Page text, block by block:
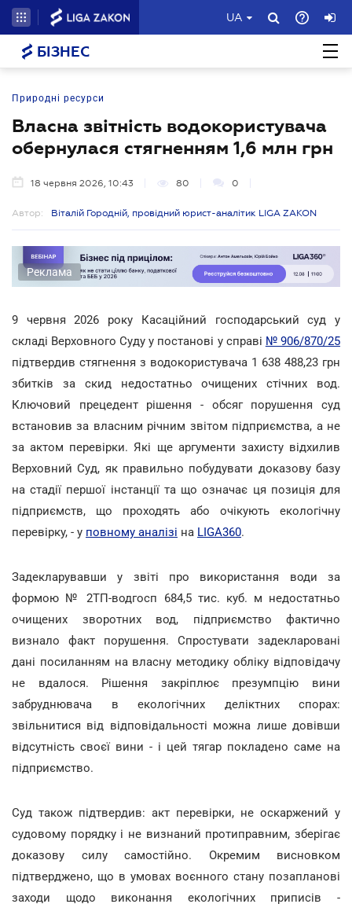
UA
БІЗНЕС
Природні ресурси
Власна звітність водокористувача
обернулася стягненням 1,6 млн грн
18 червня 2026, 10:43 80 0
Автор: Віталій Городній, провідний юрист-аналітик LIGA ZAKON
Реклама
9 червня 2026 року Касаційний господарський суд у
складі Верховного Суду у постанові у справі № 906/870/25
підтвердив стягнення з водокористувача 1 638 488,23 грн
збитків за скид недостатньо очищених стічних вод.
Ключовий прецедент рішення - обсяг порушення суд
встановив за власним річним звітом підприємства, а не
за актом перевірки. Які ще аргументи захисту відхилив
Верховний Суд, як правильно побудувати доказову базу
на стадії першої інстанції та що означає ця позиція для
підприємств, що проходять або очікують екологічну
перевірку, - у повному аналізі на LIGA360.
Задекларувавши у звіті про використання води за
формою № 2ТП-водгосп 684,5 тис. куб. м недостатньо
очищених зворотних вод, підприємство фактично
визнало факт порушення. Спростувати задекларовані
дані посиланням на власну методику обліку відповідачу
не вдалося. Рішення закріплює презумпцію вини
забруднювача в екологічних деліктних спорах:
звільнитися від відповідальності можна лише довівши
відсутність своєї вини - і цей тягар покладено саме на
підприємство.
Суд також підтвердив: акт перевірки, не оскаржений у
судовому порядку і не визнаний протиправним, зберігає
доказову силу самостійно. Окремим висновком
підтверджено, що в умовах воєнного стану позапланові
заходи щодо виконання екологічних приписів -